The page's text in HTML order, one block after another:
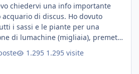
chiedervi una info importante
di discus. Ho dovuto
i sassi e le piante per una
di lumachine (migliaia), premetto
tre pulitori in una vasca con 200
1.295 visite